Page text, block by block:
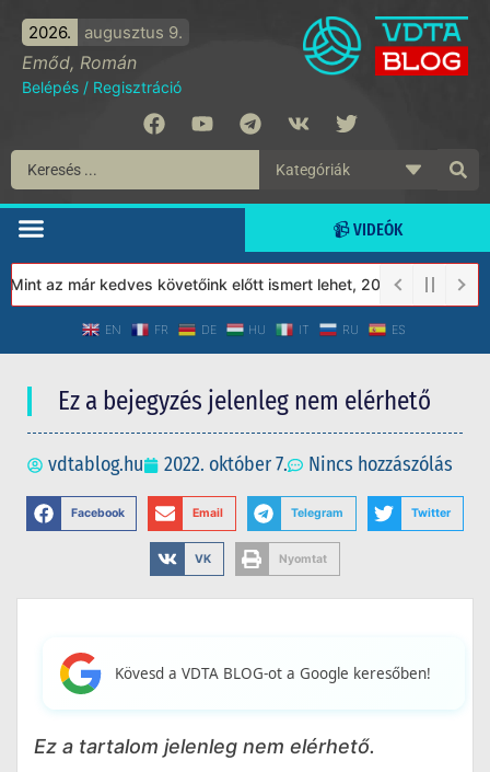
2026. augusztus 9.
Emőd, Román
Belépés / Regisztráció
📹 VIDEÓK
az már kedves követőink előtt ismert lehet, 2023-tól a Védett
EN FR DE HU IT RU ES
Ez a bejegyzés jelenleg nem elérhető
vdtablog.hu 2022. október 7. Nincs hozzászólás
Facebook Email Telegram Twitter
VK Nyomtat
Kövesd a VDTA BLOG-ot a Google keresőben!
Ez a tartalom jelenleg nem elérhető.